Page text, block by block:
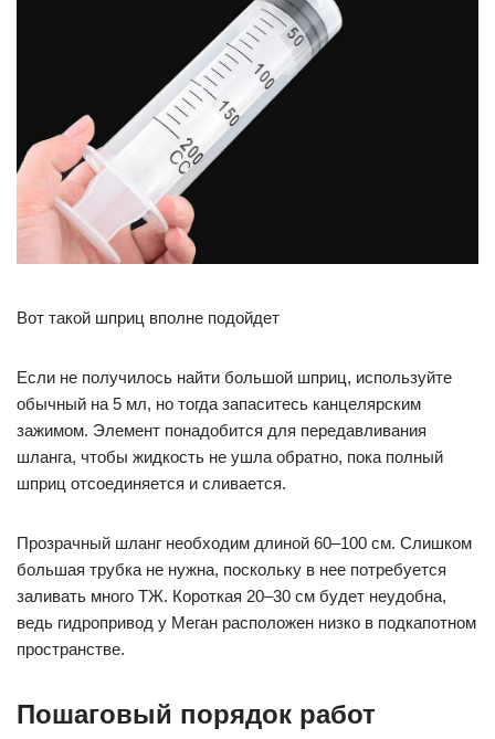
Вот такой шприц вполне подойдет
Если не получилось найти большой шприц, используйте
обычный на 5 мл, но тогда запаситесь канцелярским
зажимом. Элемент понадобится для передавливания
шланга, чтобы жидкость не ушла обратно, пока полный
шприц отсоединяется и сливается.
Прозрачный шланг необходим длиной 60–100 см. Слишком
большая трубка не нужна, поскольку в нее потребуется
заливать много ТЖ. Короткая 20–30 см будет неудобна,
ведь гидропривод у Меган расположен низко в подкапотном
пространстве.
Пошаговый порядок работ